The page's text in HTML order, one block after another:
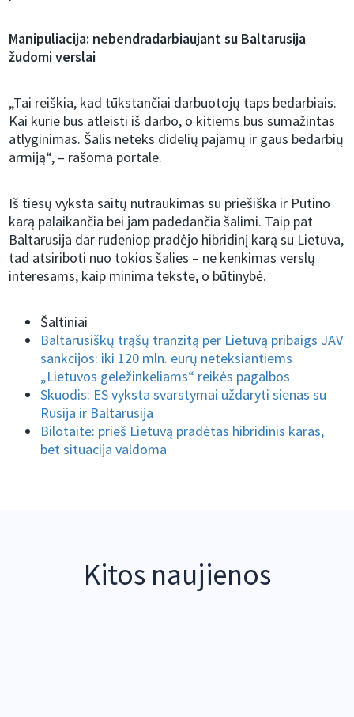
Manipuliacija: nebendradarbiaujant su Baltarusija
žudomi verslai
„Tai reiškia, kad tūkstančiai darbuotojų taps bedarbiais.
Kai kurie bus atleisti iš darbo, o kitiems bus sumažintas
atlyginimas. Šalis neteks didelių pajamų ir gaus bedarbių
armiją“, – rašoma portale.
Iš tiesų vyksta saitų nutraukimas su priešiška ir Putino
karą palaikančia bei jam padedančia šalimi. Taip pat
Baltarusija dar rudeniop pradėjo hibridinį karą su Lietuva,
tad atsiriboti nuo tokios šalies – ne kenkimas verslų
interesams, kaip minima tekste, o būtinybė.
Šaltiniai
Baltarusiškų trąšų tranzitą per Lietuvą pribaigs JAV
sankcijos: iki 120 mln. eurų neteksiantiems
„Lietuvos geležinkeliams“ reikės pagalbos
Skuodis: ES vyksta svarstymai uždaryti sienas su
Rusija ir Baltarusija
Bilotaitė: prieš Lietuvą pradėtas hibridinis karas,
bet situacija valdoma
Kitos naujienos